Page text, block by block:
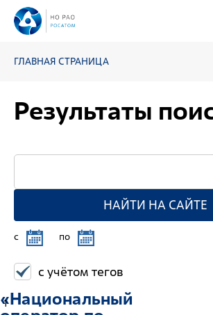
ГЛАВНАЯ СТРАНИЦА
Результаты
НАЙТИ НА САЙТЕ
c по
с учётом тегов
1
«Национальный